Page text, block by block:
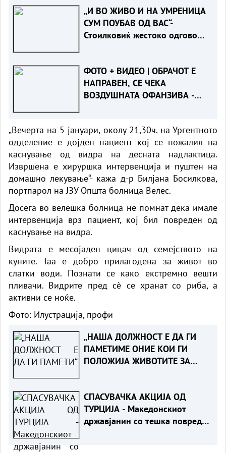
„И ВО ЖИВО И НА УМРЕНИЦА
СУМ ПОУБАВ ОД ВАС“-
Стоилковиќ жестоко одговори
ФОТО + ВИДЕО | ОБРАЧОТ Е
НАПРАВЕН, СЕ ЧЕКА
ВОЗДУШНАТА ОФАНЗИВА -
спремаат „ер - тракторите““
„Вечерта на 5 јануари, околу 21,30ч. на Ургентното
одделение е дојден пациент кој се пожалил на
каснување од видра на десната надлактица.
Извршена е хируршка интервенција и пуштен на
домашно лекување“- кажа д-р Билјана Босилкова,
портпарол на ЈЗУ Општа болница Велес.
Досега во велешка болница не помнат дека имале
интервенција врз пациент, кој бил повреден од
каснување на видра.
Видрата е месојаден цицач од семејството на
куните. Таа е добро прилагодена за живот во
слатки води. Познати се како екстремно вешти
пливачи. Видрите пред сè се хранат со риба, а
активни се ноќе.
Фото: Илустрација, профи
„НАША ДОЛЖНОСТ Е ДА ГИ
ПАМЕТИМЕ ОНИЕ КОИ ГИ
ПОЛОЖИЈА ЖИВОТИТЕ ЗА
од Карпалак
СПАСУВАЧКА АКЦИЈА ОД
ТУРЦИЈА - Македонскиот
државјанин со тешка повреда